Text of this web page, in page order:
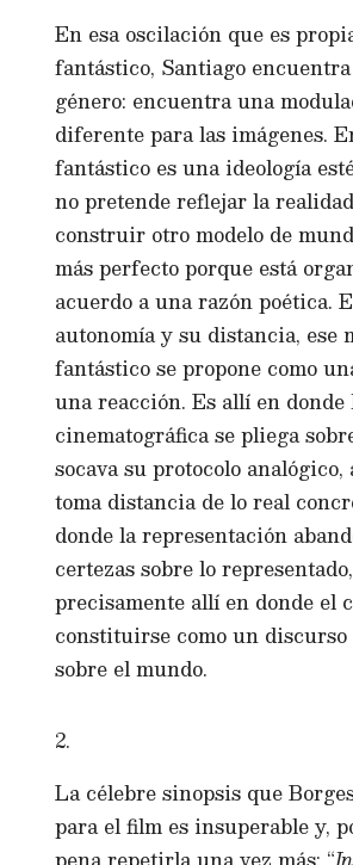
En esa oscilación que es
fantástico, Santiago
género: encuentra una
diferente para las imágenes.
fantástico es una ideología
no pretende reflejar la
construir otro modelo de
más perfecto porque está
acuerdo a una razón poética.
autonomía y su distancia, ese
fantástico se propone como
una reacción. Es allí en donde
cinematográfica se pliega
socava su protocolo
toma distancia de lo real
donde la representación
certezas sobre lo
precisamente allí en donde el
constituirse como un
sobre el mundo.
2.
La célebre sinopsis que
para el film es insuperable y,